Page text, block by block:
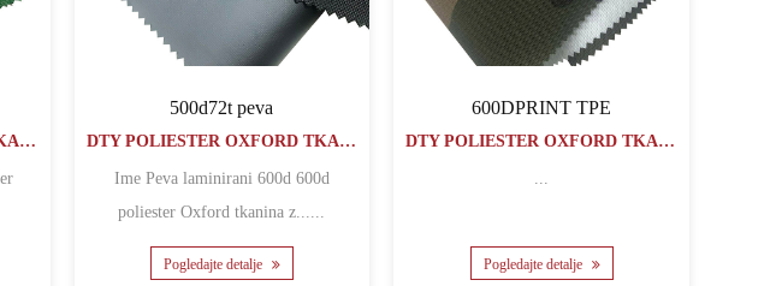
DTY POLIESTER OXFORD TKANINA
500d72t peva
DTY POLIESTER OXFORD TKANINA
Ime Peva laminirani 600d 600d
poliester Oxford tkanina z......
Pogledajte detalje
600DPRINT TPE
DTY POLIESTER OXFORD TKANINA
Pogledajte detalje